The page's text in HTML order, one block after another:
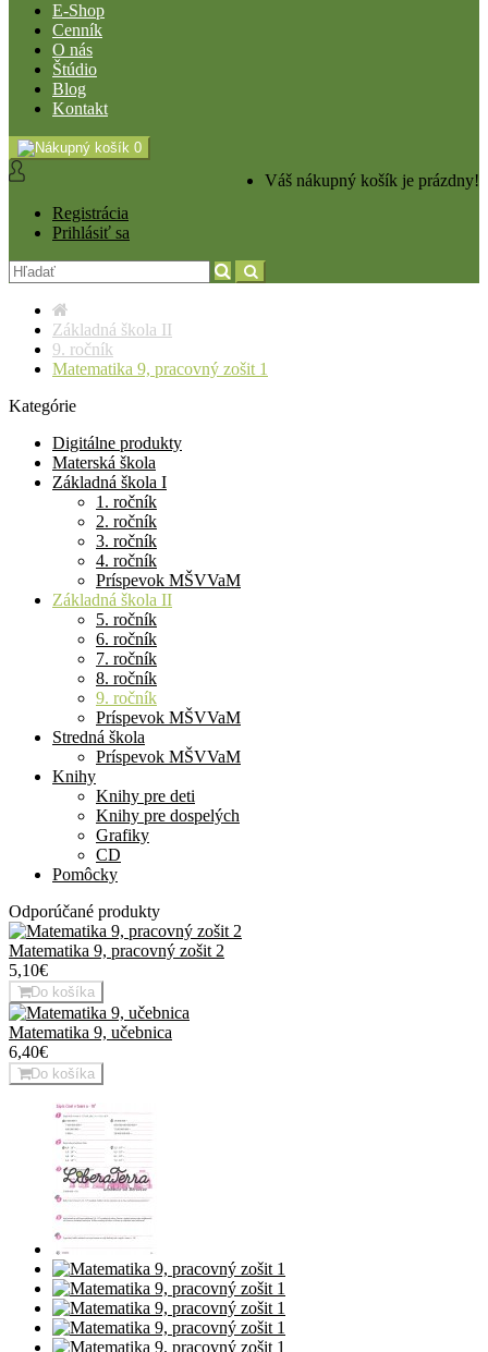
E-Shop
Cenník
O nás
Štúdio
Blog
Kontakt
0
Váš nákupný košík je prázdny!
Registrácia
Prihlásiť sa
Základná škola II
9. ročník
Matematika 9, pracovný zošit 1
Kategórie
Digitálne produkty
Materská škola
Základná škola I
1. ročník
2. ročník
3. ročník
4. ročník
Príspevok MŠVVaM
Základná škola II
5. ročník
6. ročník
7. ročník
8. ročník
9. ročník
Príspevok MŠVVaM
Stredná škola
Príspevok MŠVVaM
Knihy
Knihy pre deti
Knihy pre dospelých
Grafiky
CD
Pomôcky
Odporúčané produkty
Matematika 9, pracovný zošit 2
5,10€
Do košíka
Matematika 9, učebnica
6,40€
Do košíka